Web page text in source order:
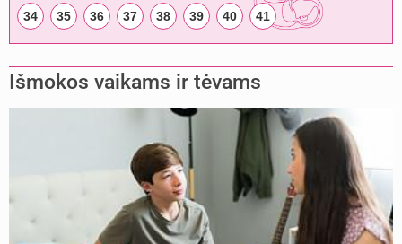
34 35 36 37 38 39 40 41
Išmokos vaikams ir tėvams